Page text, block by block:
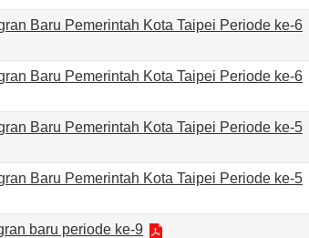
Baru Pemerintah Kota Taipei Periode ke-6
Baru Pemerintah Kota Taipei Periode ke-6
Baru Pemerintah Kota Taipei Periode ke-5
Baru Pemerintah Kota Taipei Periode ke-5
baru periode ke-9